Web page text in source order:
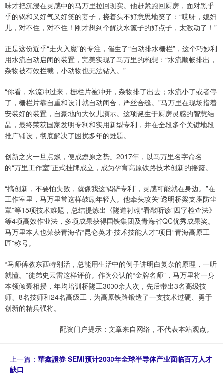
味才把沉浸在灵感中的马万里拉回现实。他赶紧跑回厨房，面对黑乎
乎的锅和又好气又好笑的妻子，挠着头不好意思地笑了：“哎呀，媳妇
儿，对不住，对不住！刚才想到个解决水篦子的好点子，太激动了！”
正是这份近乎“走火入魔”的专注，催生了“自动排水栅栏”，这个巧妙利
用水流自动启闭的装置，完美实现了马万里的构想：“水流顺畅排出，
杂物被有效拦截，小动物也无法钻入。”
“你看，水流冲过来，栅栏片被冲开，杂物排了出去；水流小了或者停
了，栅栏片靠自重和设计就自动闭合，严丝合缝。”马万里在现场指着
安装好的装置，自豪地向大伙儿演示。这项诞生于厨房灵感的智慧结
晶，最终荣获国家发明专利和实用新型专利，并在全段多个关键地段
推广铺设，彻底解决了困扰多年的难题。
创新之火一旦点燃，便成燎原之势。2017年，以马万里名字命名
的“万里工作室”正式挂牌成立，成为孕育高原铁路技术创新的摇篮。
“搞创新，不要怕失败，就像我这‘锅铲专利’，灵感可能就在身边。”在
工作室里，马万里常这样鼓励年轻人。他牵头攻关“透明桥梁支座防尘
罩”等15项技术难题，总结提炼出《隧道衬砌“看敲听诊”四字检查法》
等4项高效作业法，多项成果获得国铁集团及青海省QC优秀成果奖。
马万里本人也荣获青海省“昆仑英才·技术技能人才”项目“青海高原工
匠”称号。
“马师傅教东西特别活，总能用生活中的例子讲明白复杂的原理，一听
就懂。”徒弟史云雷这样评价。作为公认的“金牌名师”，马万里将一身
本领倾囊相授，年均培训桥隧工3000余人次，先后带出3名高级技
师、8名技师和24名高级工，为高原铁路锻造了一支技术过硬、勇于
创新的精兵强将。
配资门户提示：文章来自网络，不代表本站观点。
上一篇： 華鑫證券 SEMI预计2030年全球半导体产业面临百万人才
缺口